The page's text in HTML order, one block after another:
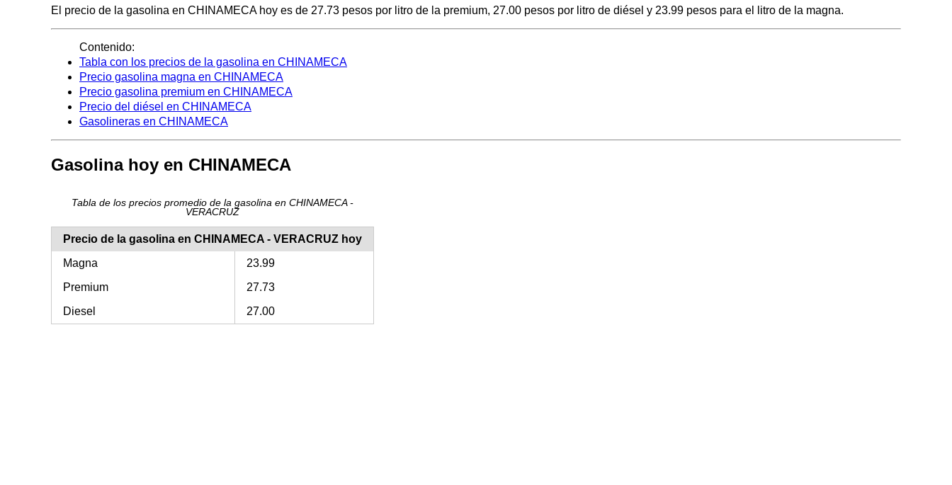
El precio de la gasolina en CHINAMECA hoy es de 27.73 pesos por litro de la premium, 27.00 pesos por litro de diésel y 23.99 pesos para el litro de la magna.
Contenido:
Tabla con los precios de la gasolina en CHINAMECA
Precio gasolina magna en CHINAMECA
Precio gasolina premium en CHINAMECA
Precio del diésel en CHINAMECA
Gasolineras en CHINAMECA
Gasolina hoy en CHINAMECA
Tabla de los precios promedio de la gasolina en CHINAMECA -
VERACRUZ
Precio de la gasolina en CHINAMECA - VERACRUZ hoy
Magna
23.99
Premium
27.73
Diesel
27.00